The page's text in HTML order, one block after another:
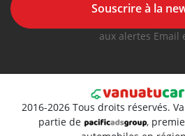
Souscrire à la
aux alertes Email
2016-2026 Tous droits réservés.
partie de
,